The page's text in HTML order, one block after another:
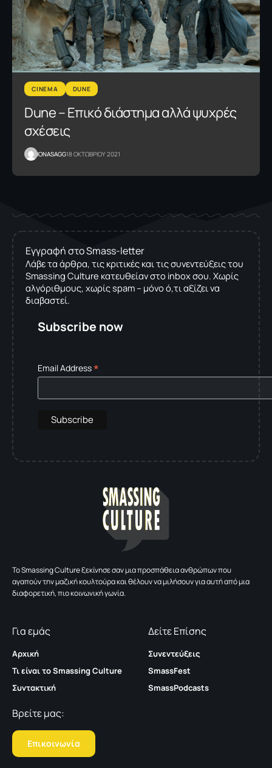
CINEMA DUNE
Dune – Επικό διάστημα αλλά ψυχρές
σχέσεις
IONASAGG18 ΟΚΤΩΒΡΙΟΥ 2021
Εγγραφή στο Smass-letter
Λάβε τα άρθρα, τις κριτικές και τις συνεντεύξεις του
Smassing Culture κατευθείαν στο inbox σου. Χωρίς
αλγόριθμους, χωρίς spam – μόνο ό,τι αξίζει να
διαβαστεί.
Subscribe now
Email Address*
To Smassing Culture ξεκίνησε σαν μια προσπάθεια ανθρώπων που
αγαπούν την μαζική κουλτούρα και θέλουν να μιλήσουν για αυτή από μια
διαφορετική, πιο κοινωνική γωνία.
Για εμάς
Αρχική
Τι είναι το Smassing Culture
Συντακτική
Δείτε Επίσης
Συνεντεύξεις
SmassFest
SmassPodcasts
Βρείτε μας:
Επικοινωνία